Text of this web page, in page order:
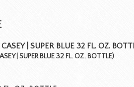
| SUPER BLUE 32 FL. OZ.
| SUPER BLUE 32 FL. OZ. BOTTLE)